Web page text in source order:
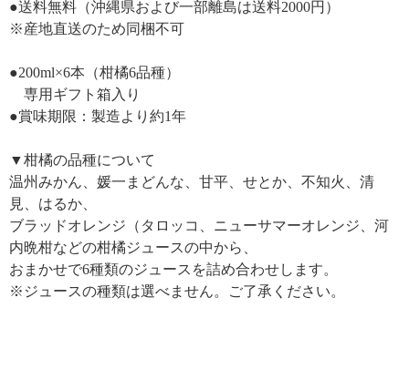
●送料無料（沖縄県および一部離島は送料2000円）
※産地直送のため同梱不可
●200ml×6本（柑橘6品種）
専用ギフト箱入り
●賞味期限：製造より約1年
▼柑橘の品種について
温州みかん、媛一まどんな、甘平、せとか、不知火、清
見、はるか、
ブラッドオレンジ（タロッコ、ニューサマーオレンジ、河
内晩柑などの柑橘ジュースの中から、
おまかせで6種類のジュースを詰め合わせします。
※ジュースの種類は選べません。ご了承ください。